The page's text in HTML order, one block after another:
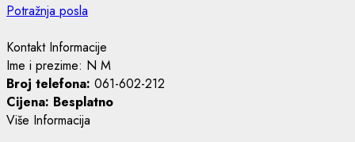
Potražnja posla
Kontakt Informacije
Ime i prezime: N M
Broj telefona: 061-602-212
Cijena: Besplatno
Više Informacija